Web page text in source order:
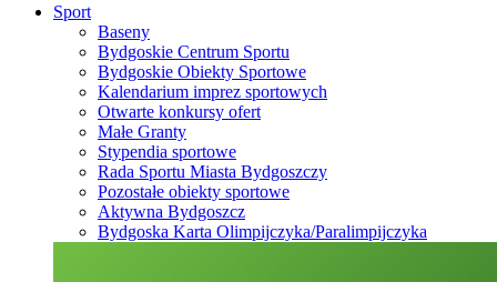
Sport
Baseny
Bydgoskie Centrum Sportu
Bydgoskie Obiekty Sportowe
Kalendarium imprez sportowych
Otwarte konkursy ofert
Małe Granty
Stypendia sportowe
Rada Sportu Miasta Bydgoszczy
Pozostałe obiekty sportowe
Aktywna Bydgoszcz
Bydgoska Karta Olimpijczyka/Paralimpijczyka